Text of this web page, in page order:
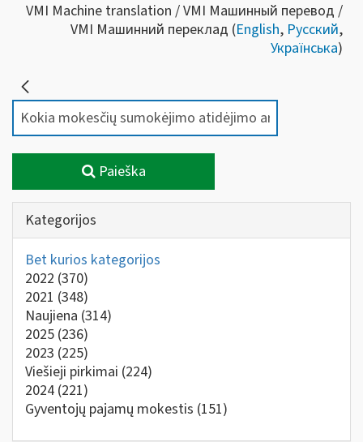
VMI Machine translation / VMI Машинный перевод /
VMI Машинний переклад (English, Русский,
Українська)
Paieška
Kategorijos
Bet kurios kategorijos
2022 (370)
2021 (348)
Naujiena (314)
2025 (236)
2023 (225)
Viešieji pirkimai (224)
2024 (221)
Gyventojų pajamų mokestis (151)